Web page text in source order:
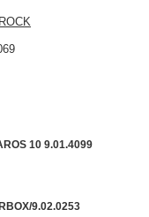
10 9.01.4099
9.02.0253